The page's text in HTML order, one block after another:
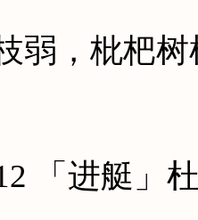
，枇杷树
「进艇」